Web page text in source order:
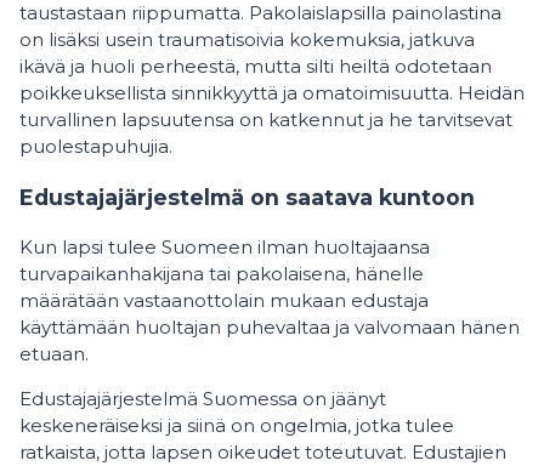
taustastaan riippumatta. Pakolaislapsilla painolastina
on lisäksi usein traumatisoivia kokemuksia, jatkuva
ikävä ja huoli perheestä, mutta silti heiltä odotetaan
poikkeuksellista sinnikkyyttä ja omatoimisuutta. Heidän
turvallinen lapsuutensa on katkennut ja he tarvitsevat
puolestapuhujia.
Edustajajärjestelmä on saatava kuntoon
Kun lapsi tulee Suomeen ilman huoltajaansa
turvapaikanhakijana tai pakolaisena, hänelle
määrätään vastaanottolain mukaan edustaja
käyttämään huoltajan puhevaltaa ja valvomaan hänen
etuaan.
Edustajajärjestelmä Suomessa on jäänyt
keskeneräiseksi ja siinä on ongelmia, jotka tulee
ratkaista, jotta lapsen oikeudet toteutuvat. Edustajien